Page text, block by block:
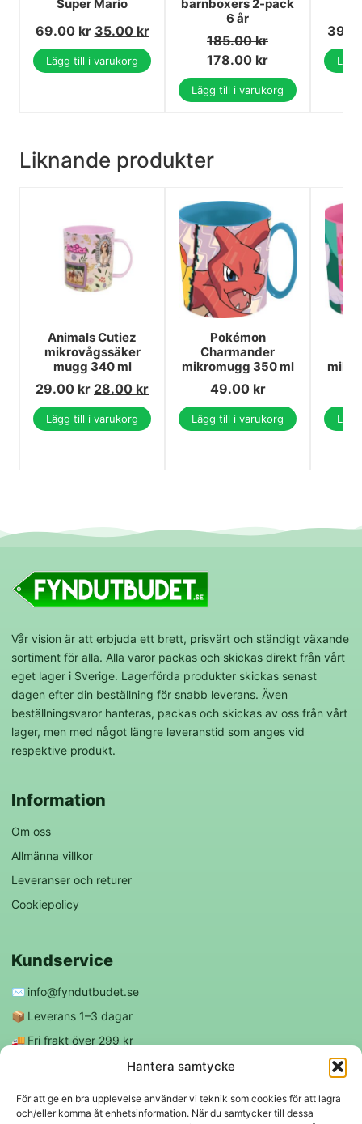
Hantera samtycke
För att ge en bra upplevelse använder vi teknik som cookies för att lagra
och/eller komma åt enhetsinformation. När du samtycker till dessa
Super Mario
69.00kr 35.00 kr
Lägg till i varukorg
barnboxers 2-pack
6 år
185.00kr
178.00 kr
Lägg till i varukorg
Liknande produkter
Animals Cutiez
mikrovågssäker
mugg 340 ml
29.00kr 28.00 kr
Lägg till i varukorg
Pokémon
Charmander
mikromugg 350 ml
49.00 kr
Lägg till i varukorg
Vår vision är att erbjuda ett brett, prisvärt och ständigt växande
sortiment för alla. Alla varor packas och skickas direkt från vårt
eget lager i Sverige. Lagerförda produkter skickas senast
dagen efter din beställning för snabb leverans. Även
beställningsvaror hanteras, packas och skickas av oss från vårt
lager, men med något längre leveranstid som anges vid
respektive produkt.
Information
Om oss
Allmänna villkor
Leveranser och returer
Cookiepolicy
Kundservice
✉️ info@fyndutbudet.se
📦 Leverans 1–3 dagar
🚚 Fri frakt över 299 kr